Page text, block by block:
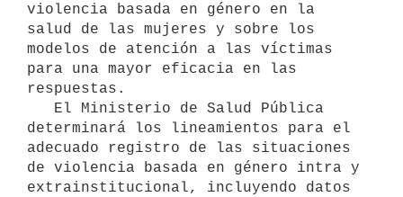
violencia basada en género en la
salud de las mujeres y sobre los
modelos de atención a las víctimas
para una mayor eficacia en las
respuestas.
determinará los lineamientos para el
adecuado registro de las situaciones
de violencia basada en género intra y
extrainstitucional, incluyendo datos